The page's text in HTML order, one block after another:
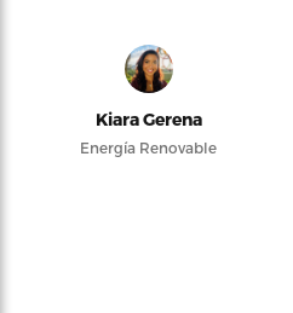
Kiara Gerena
Energía Renovable